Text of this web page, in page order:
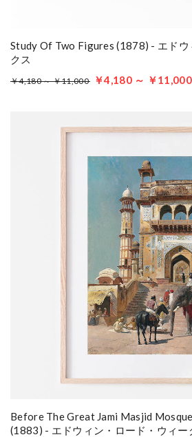
Study Of Two Figures (1878) - エド
クス
￥4,180 ～ ￥11,000 ￥4,180 ～ ￥11,000
Before The Great Jami Masjid
(1883) - エドウィン・ロード・ウィー